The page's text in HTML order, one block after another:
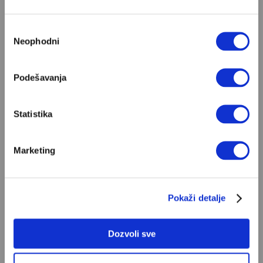
сагласности
Neophodni
Podešavanja
Statistika
Marketing
Pokaži detalje
Dozvoli sve
najboljih romana
do Mihaila Lalića i Slavenke Drakulić...
stalno vraćam i koje često poklanjam...